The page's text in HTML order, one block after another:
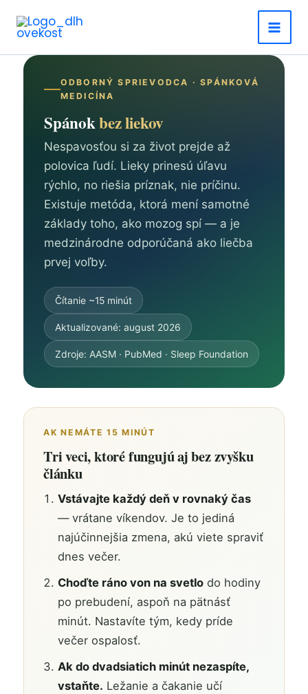
ODBORNÝ SPRIEVODCA · SPÁNKOVÁ
MEDICÍNA
Spánokbez liekov
Nespavosťou si za život prejde až
polovica ľudí. Lieky prinesú úľavu
rýchlo, no riešia príznak, nie príčinu.
Existuje metóda, ktorá mení samotné
základy toho, ako mozog spí — a je
medzinárodne odporúčaná ako liečba
prvej voľby.
Čítanie ~15 minút
Aktualizované: august 2026
Zdroje: AASM · PubMed · Sleep Foundation
AK NEMÁTE 15 MINÚT
Tri veci, ktoré fungujú aj bez zvyšku
článku
Vstávajte každý deň v rovnaký čas
— vrátane víkendov. Je to jediná
najúčinnejšia zmena, akú viete spraviť
dnes večer.
Choďte ráno von na svetlodo hodiny
po prebudení, aspoň na pätnásť
minút. Nastavíte tým, kedy príde
večer ospalosť.
Ak do dvadsiatich minút nezaspíte,
vstaňte. Ležanie a čakanie učí